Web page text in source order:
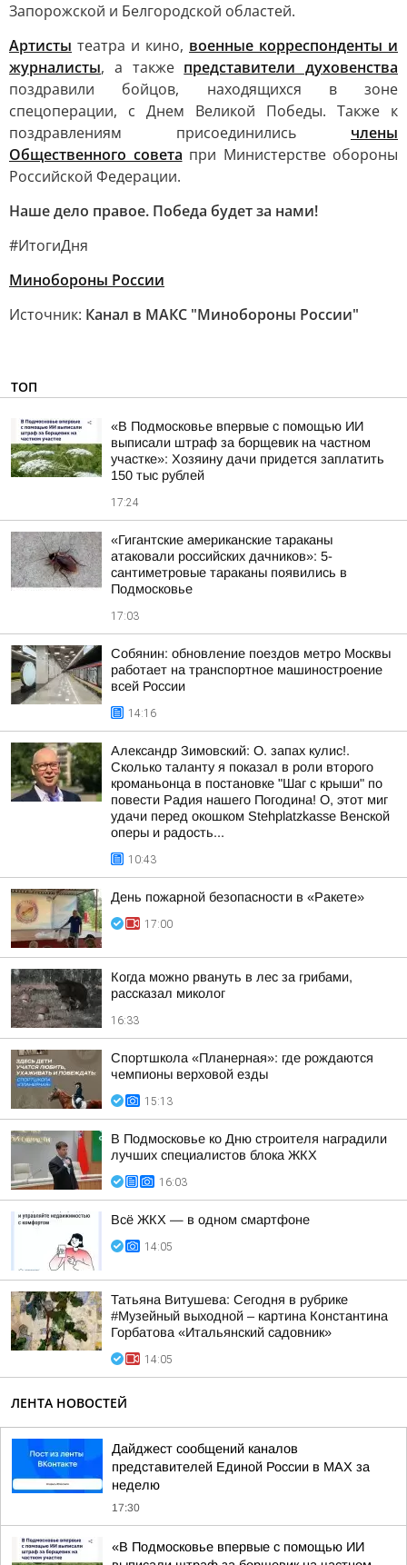
Запорожской и Белгородской областей.
Артисты театра и кино, военные корреспонденты и
журналисты, а также представители духовенства
поздравили бойцов, находящихся в зоне
спецоперации, с Днем Великой Победы. Также к
поздравлениям присоединились члены
Общественного совета при Министерстве обороны
Российской Федерации.
Наше дело правое. Победа будет за нами!
#ИтогиДня
Минобороны России
Источник: Канал в МАКС "Минобороны России"
ТОП
«В Подмосковье впервые с помощью ИИ
выписали штраф за борщевик на частном
участке»: Хозяину дачи придется заплатить
150 тыс рублей
17:24
«Гигантские американские тараканы
атаковали российских дачников»: 5-
сантиметровые тараканы появились в
Подмосковье
17:03
Собянин: обновление поездов метро Москвы
работает на транспортное машиностроение
всей России
14:16
Александр Зимовский: О. запах кулис!.
Сколько таланту я показал в роли второго
кроманьонца в постановке "Шаг с крыши" по
повести Радия нашего Погодина! О, этот миг
удачи перед окошком Stehplatzkasse Венской
оперы и радость...
10:43
День пожарной безопасности в «Ракете»
17:00
Когда можно рвануть в лес за грибами,
рассказал миколог
16:33
Спортшкола «Планерная»: где рождаются
чемпионы верховой езды
15:13
В Подмосковье ко Дню строителя наградили
лучших специалистов блока ЖКХ
16:03
Всё ЖКХ — в одном смартфоне
14:05
Татьяна Витушева: Сегодня в рубрике
#Музейный выходной – картина Константина
Горбатова «Итальянский садовник»
14:05
ЛЕНТА НОВОСТЕЙ
Дайджест сообщений каналов
представителей Единой России в МАХ за
неделю
17:30
«В Подмосковье впервые с помощью ИИ